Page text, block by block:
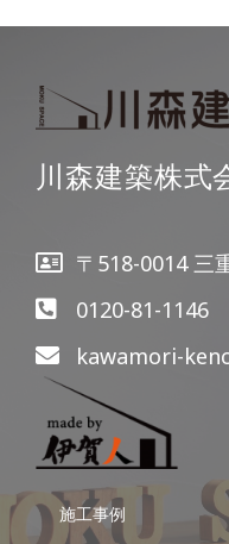
川森建築株式
〒518-0014 三
0120-81-1146
kawamori-
施工事例